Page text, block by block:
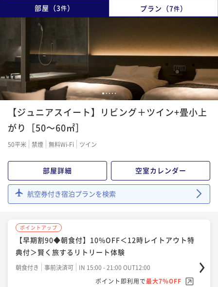
部屋 （3件） プラン （7件）
12345
【ジュニアスイート】リビング＋ツイン+畳小上
がり［50～60㎡］
50平米 禁煙 無料Wi-Fi ツイン
部屋詳細 空室カレンダー
航空券付き宿泊プランを検索
ポイントアップ
【早期割90◆朝食付】10%OFF＜12時レイトアウト特
典付＞賢く旅するリトリート体験
朝食付き 事前決済可
IN 15:00 - 21:00 OUT12:00
ポイント即利用で最大7％OFF